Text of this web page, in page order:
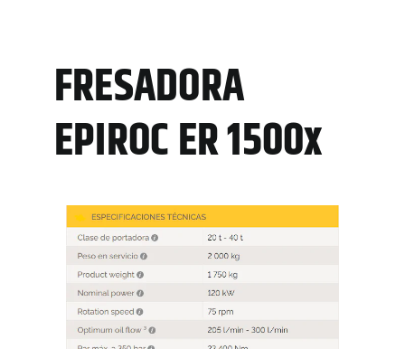
MAQUINARIA DE OCASIÓN
MULTIMEDIA
CONTACTO
FRESADORA
EPIROC ER 1500x